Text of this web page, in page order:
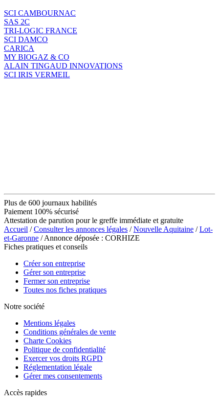
SCI CAMBOURNAC
SAS 2C
TRI-LOGIC FRANCE
SCI DAMCO
CARICA
MY BIOGAZ & CO
ALAIN TINGAUD INNOVATIONS
SCI IRIS VERMEIL
Plus de 600 journaux habilités
Paiement 100% sécurisé
Attestation de parution pour le greffe immédiate et gratuite
Accueil /Consulter les annonces légales /Nouvelle Aquitaine /Lot-
et-Garonne / Annonce déposée : CORHIZE
Fiches pratiques et conseils
Créer son entreprise
Gérer son entreprise
Fermer son entreprise
Toutes nos fiches pratiques
Notre société
Mentions légales
Conditions générales de vente
Charte Cookies
Politique de confidentialité
Exercer vos droits RGPD
Réglementation légale
Gérer mes consentements
Accès rapides